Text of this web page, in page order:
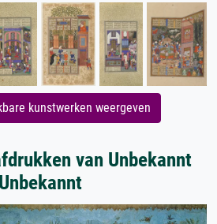
kunstwerken weergeven
van Unbekannt
Unbekannt